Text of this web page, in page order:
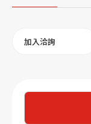
加入洽詢